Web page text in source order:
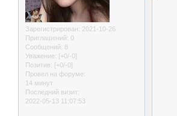
Зарегистрирован: 2021-10-26
Приглашений: 0
Сообщений: 8
Уважение: [+0/-0]
Позитив: [+0/-0]
Провел на форуме:
14 минут
Последний визит:
2022-05-13 11:07:53